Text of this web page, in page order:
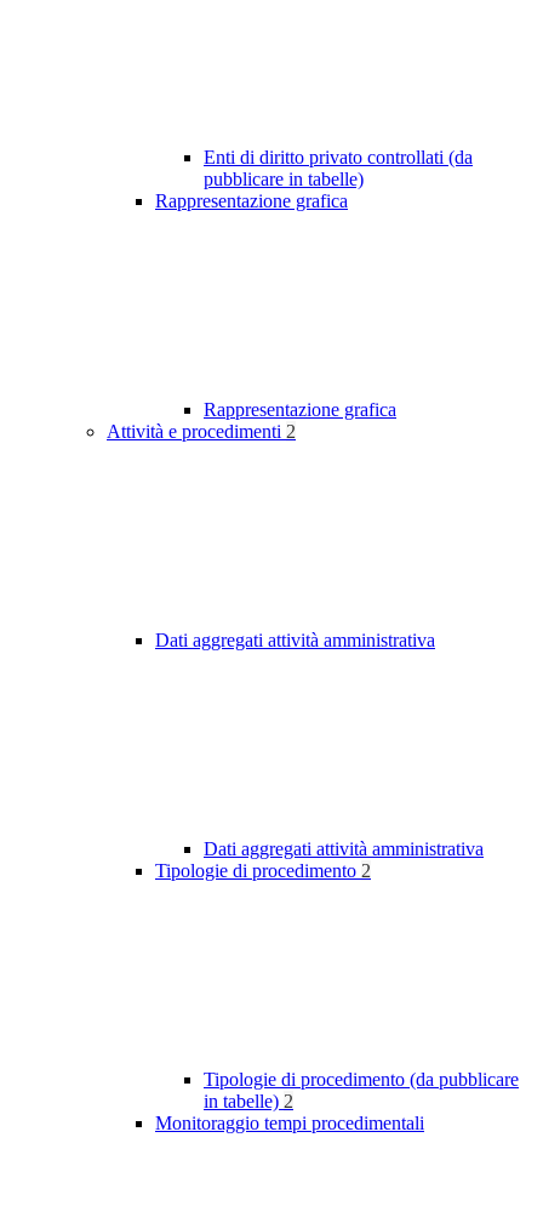
Enti di diritto privato controllati (da
pubblicare in tabelle)
Rappresentazione grafica
Rappresentazione grafica
Attività e procedimenti 2
Dati aggregati attività amministrativa
Dati aggregati attività amministrativa
Tipologie di procedimento 2
Tipologie di procedimento (da pubblicare
in tabelle) 2
Monitoraggio tempi procedimentali